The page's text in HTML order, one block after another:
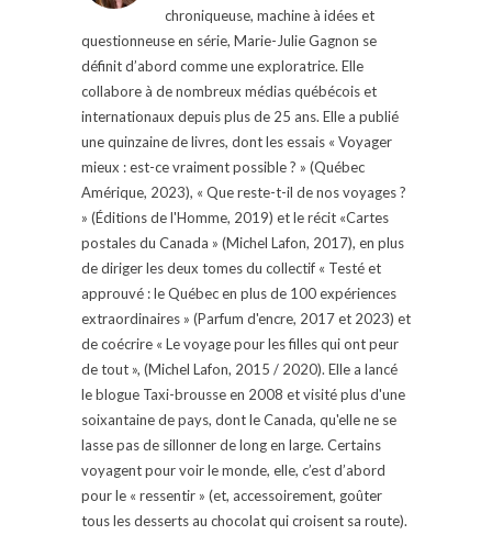
chroniqueuse, machine à idées et
questionneuse en série, Marie-Julie Gagnon se
définit d’abord comme une exploratrice. Elle
collabore à de nombreux médias québécois et
internationaux depuis plus de 25 ans. Elle a publié
une quinzaine de livres, dont les essais « Voyager
mieux : est-ce vraiment possible ? » (Québec
Amérique, 2023), « Que reste-t-il de nos voyages ?
» (Éditions de l'Homme, 2019) et le récit «Cartes
postales du Canada » (Michel Lafon, 2017), en plus
de diriger les deux tomes du collectif « Testé et
approuvé : le Québec en plus de 100 expériences
extraordinaires » (Parfum d'encre, 2017 et 2023) et
de coécrire « Le voyage pour les filles qui ont peur
de tout », (Michel Lafon, 2015 / 2020). Elle a lancé
le blogue Taxi-brousse en 2008 et visité plus d'une
soixantaine de pays, dont le Canada, qu'elle ne se
lasse pas de sillonner de long en large. Certains
voyagent pour voir le monde, elle, c’est d’abord
pour le « ressentir » (et, accessoirement, goûter
tous les desserts au chocolat qui croisent sa route).